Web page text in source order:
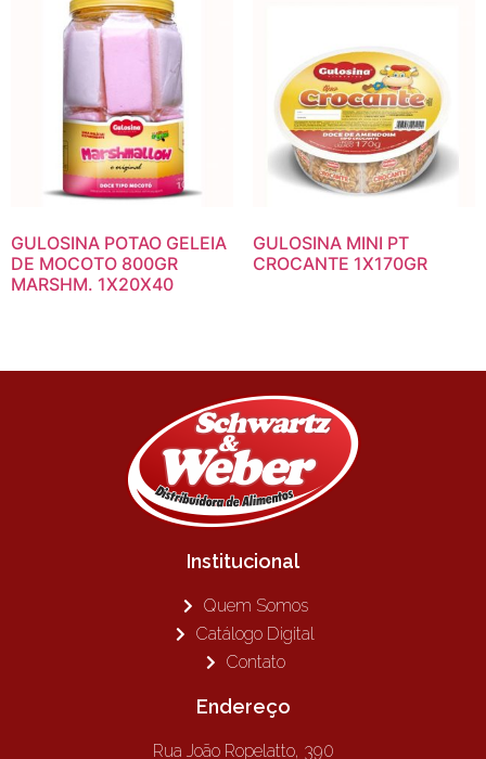
GULOSINA POTAO GELEIA
DE MOCOTO 800GR
MARSHM. 1X20X40
GULOSINA MINI PT
CROCANTE 1X170GR
Institucional
Quem Somos
Catálogo Digital
Contato
Endereço
Rua João Ropelatto, 390